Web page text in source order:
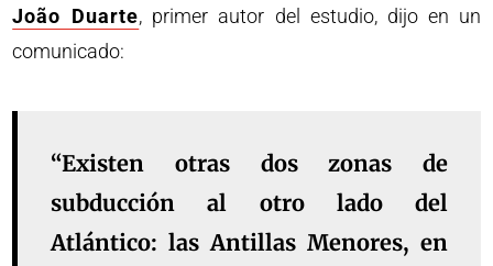
João Duarte, primer autor del estudio, dijo en un
comunicado:
“Existen otras dos zonas de
subducción al otro lado del
Atlántico: las Antillas Menores, en